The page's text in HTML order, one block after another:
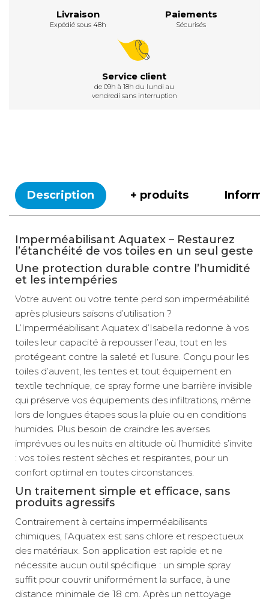
Livraison
Expédié sous 48h
Paiements
Sécurisés
Service client
de 09h à 18h du lundi au
vendredi sans interruption
Description + produits
Imperméabilisant Aquatex – Restaurez
l’étanchéité de vos toiles en un seul geste
Une protection durable contre l’humidité
et les intempéries
Votre auvent ou votre tente perd son imperméabilité
après plusieurs saisons d’utilisation ?
L’Imperméabilisant Aquatex d’Isabella redonne à vos
toiles leur capacité à repousser l’eau, tout en les
protégeant contre la saleté et l’usure. Conçu pour les
toiles d’auvent, les tentes et tout équipement en
textile technique, ce spray forme une barrière invisible
qui préserve vos équipements des infiltrations, même
lors de longues étapes sous la pluie ou en conditions
humides. Plus besoin de craindre les averses
imprévues ou les nuits en altitude où l’humidité s’invite
: vos toiles restent sèches et respirantes, pour un
confort optimal en toutes circonstances.
Un traitement simple et efficace, sans
produits agressifs
Contrairement à certains imperméabilisants
chimiques, l’Aquatex est sans chlore et respectueux
des matériaux. Son application est rapide et ne
nécessite aucun outil spécifique : un simple spray
suffit pour couvrir uniformément la surface, à une
distance minimale de 18 cm. Après un nettoyage